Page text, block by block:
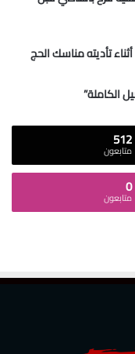
تأديته مناسك الحج
الكاملة”
512
متابعون
0
متابعون